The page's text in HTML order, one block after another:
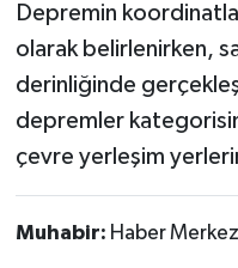
Depremin
olarak belirlenirken,
derinliğinde
depremler
çevre yerleşim
Muhabir: Haber
Manyas
OTOMOTİV
Resmi İlanlar